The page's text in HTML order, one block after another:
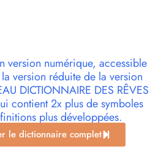
version numérique, accessible
version réduite de la version
DICTIONNAIRE DES RÊVES
contient 2x plus de symboles
plus développées.
le dictionnaire complet